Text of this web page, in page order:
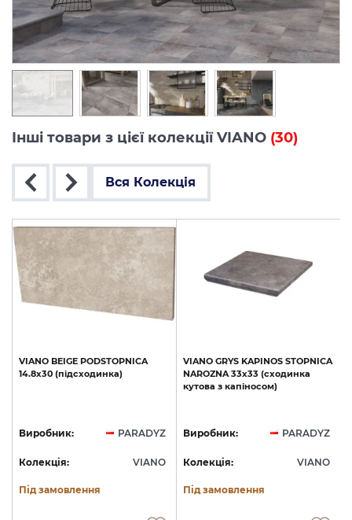
Інші товари з цієї колекції VIANO (30)
Вся Колекція
VIANO BEIGE PODSTOPNICA
14.8x30 (підсходинка)
Виробник: PARADYZ
Колекція: VIANO
Під замовлення
VIANO GRYS KAPINOS STOPNICA
NAROZNA 33х33 (сходинка
кутова з капіносом)
Виробник: PARADYZ
Колекція: VIANO
Під замовлення